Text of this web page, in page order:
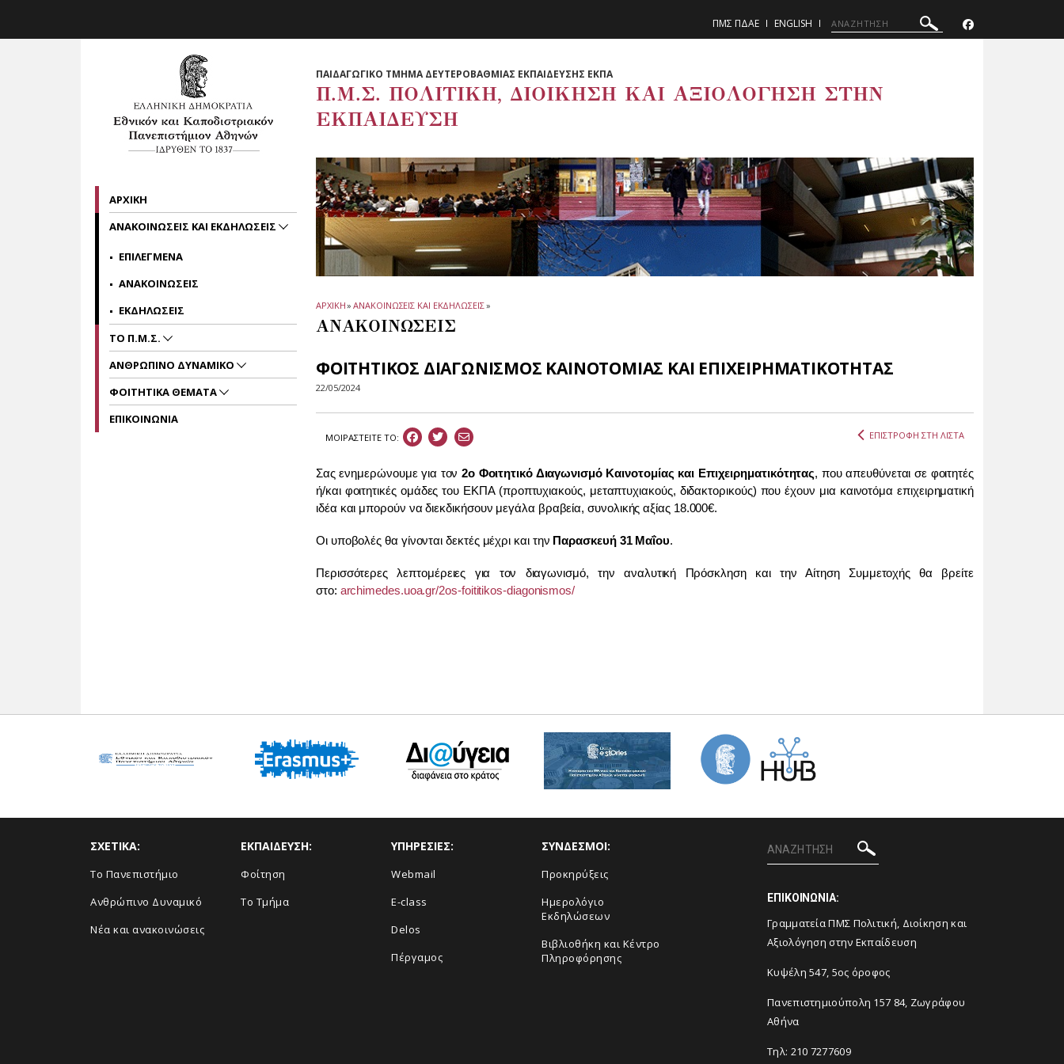
ΠΜΣ ΠΔΑΕ ENGLISH
ΠΑΙΔΑΓΩΓΙΚΟ ΤΜΗΜΑ ΔΕΥΤΕΡΟΒΑΘΜΙΑΣ ΕΚΠΑΙΔΕΥΣΗΣ ΕΚΠΑ
Π.Μ.Σ. ΠΟΛΙΤΙΚΗ, ΔΙΟΙΚΗΣΗ ΚΑΙ ΑΞΙΟΛΟΓΗΣΗ ΣΤΗΝ
ΕΚΠΑΙΔΕΥΣΗ
ΑΡΧΙΚΗ» ΑΝΑΚΟΙΝΩΣΕΙΣ ΚΑΙ ΕΚΔΗΛΩΣΕΙΣ»
ΑΝΑΚΟΙΝΩΣΕΙΣ
ΦΟΙΤΗΤΙΚΟΣ ΔΙΑΓΩΝΙΣΜΟΣ ΚΑΙΝΟΤΟΜΙΑΣ ΚΑΙ ΕΠΙΧΕΙΡΗΜΑΤΙΚΟΤΗΤΑΣ
22/05/2024
ΜΟΙΡΑΣΤEIΤΕ ΤΟ: ΕΠΙΣΤΡΟΦΗ ΣΤΗ ΛΙΣΤΑ
Σας ενημερώνουμε για τον2ο Φοιτητικό Διαγωνισμό Καινοτομίας και Επιχειρηματικότητας, που απευθύνεται σε φοιτητές
ή/και φοιτητικές ομάδεςτου ΕΚΠΑ (προπτυχιακούς, μεταπτυχιακούς, διδακτορικούς) που έχουν μια καινοτόμα επιχειρηματική
ιδέα και μπορούν να διεκδικήσουν μεγάλα βραβεία,συνολικής αξίας 18.000€.
Οι υποβολές θα γίνονται δεκτές μέχρι και την Παρασκευή 31 Μαΐου.
Περισσότερες λεπτομέρειες για τον διαγωνισμό, την αναλυτική Πρόσκληση καιτην Αίτηση Συμμετοχής θα βρείτε
στο: archimedes.uoa.gr/2os-foititikos-diagonismos/
ΑΡΧΙΚΗ
ΑΝΑΚΟΙΝΩΣΕΙΣ ΚΑΙ ΕΚΔΗΛΩΣΕΙΣ
ΕΠΙΛΕΓΜΕΝΑ
ΑΝΑΚΟΙΝΩΣΕΙΣ
ΕΚΔΗΛΩΣΕΙΣ
ΤΟ Π.Μ.Σ.
ΑΝΘΡΩΠΙΝΟ ΔΥΝΑΜΙΚΟ
ΦΟΙΤΗΤΙΚΑ ΘΕΜΑΤΑ
ΕΠΙΚΟΙΝΩΝΙΑ
ΣΧΕΤΙΚΑ:
Το Πανεπιστήμιο
Ανθρώπινο Δυναμικό
Νέα και ανακοινώσεις
ΕΚΠΑΙΔΕΥΣΗ:
Φοίτηση
Το Τμήμα
ΥΠΗΡΕΣΙΕΣ:
Webmail
E-class
Delos
Πέργαμος
ΣΥΝΔΕΣΜΟΙ:
Προκηρύξεις
Ημερολόγιο
Εκδηλώσεων
Βιβλιοθήκη και Κέντρο
Πληροφόρησης
ΕΠΙΚΟΙΝΩΝΙΑ:
Γραμματεία ΠΜΣ Πολιτική, Διοίκηση και
Αξιολόγηση στην Εκπαίδευση
Κυψέλη 547, 5ος όροφος
Πανεπιστημιούπολη 157 84, Ζωγράφου
Αθήνα
Τηλ: 210 7277609